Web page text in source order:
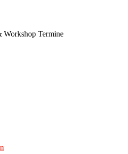
Workshop Termine